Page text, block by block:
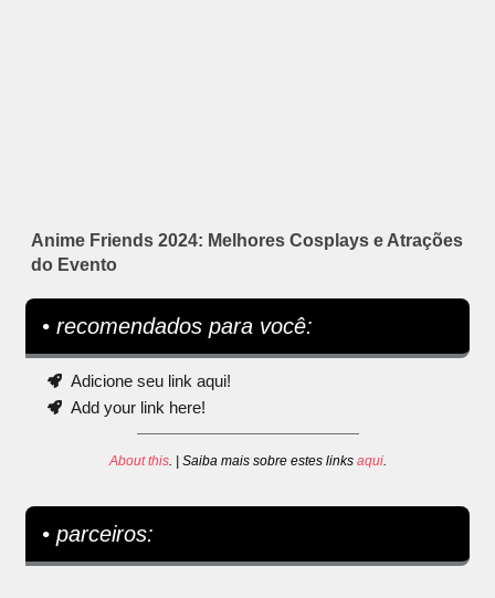
Anime Friends 2024: Melhores Cosplays e Atrações
do Evento
• recomendados para você:
Adicione seu link aqui!
Add your link here!
About this. | Saiba mais sobre estes links aqui.
• parceiros: